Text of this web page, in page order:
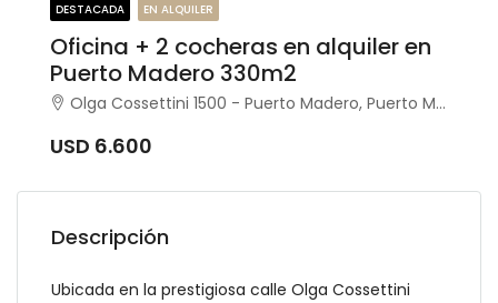
DESTACADA EN ALQUILER
Oficina + 2 cocheras en alquiler en
Puerto Madero 330m2
Olga Cossettini 1500 - Puerto Madero, Puerto Madero, Capital Federal
USD 6.600
Descripción
Ubicada en la prestigiosa calle Olga Cossettini